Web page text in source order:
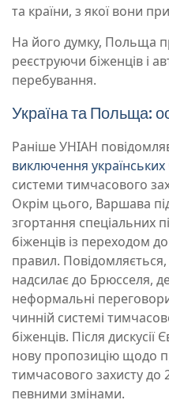
та країни, з якої вони
На його думку, Польща
реєструючи біженців і
перебування.
Україна та Польща:
Раніше УНІАН
виключення українських
системи тимчасового
Окрім цього, Варшава
згортання спеціальних
біженців із переходом
правил.
надсилає до Брюсселя,
неформальні
чинній системі
біженців. Після
нову пропозицію щодо
тимчасового захисту до
певними змінами.